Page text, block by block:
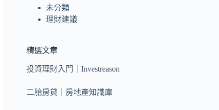
未分類
理財建議
精選文章
投資理財入門｜Investreason
二胎房貸｜房地產知識庫